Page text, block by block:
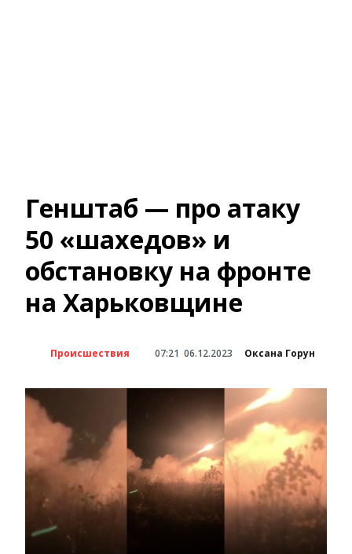
Генштаб — про атаку
50 «шахедов» и
обстановку на фронте
на Харьковщине
Происшествия 07:21 06.12.2023 Оксана Горун